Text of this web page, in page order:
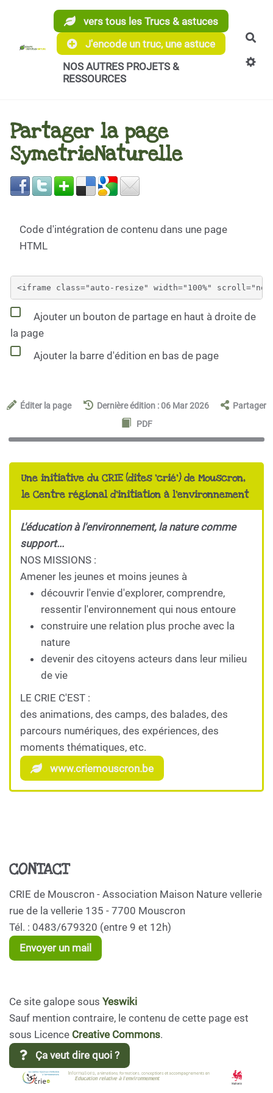
Aller au contenu principal
vers tous les Trucs & astuces
J'encode un truc, une astuce
NOS AUTRES PROJETS &
RESSOURCES
Partager la page
SymetrieNaturelle
Code d'intégration de contenu dans une page
HTML
Ajouter un bouton de partage en haut à droite de
la page
Ajouter la barre d'édition en bas de page
Éditer la page Dernière édition : 06 Mar 2026
Partager
PDF
Une initiative du CRIE (dites 'crié') de Mouscron,
le Centre régional d'initiation à l'environnement
L'éducation à l'environnement, la nature comme
support...
NOS MISSIONS :
Amener les jeunes et moins jeunes à
découvrir l'envie d'explorer, comprendre,
ressentir l'environnement qui nous entoure
construire une relation plus proche avec la
nature
devenir des citoyens acteurs dans leur milieu
de vie
LE CRIE C'EST :
des animations, des camps, des balades, des
parcours numériques, des expériences, des
moments thématiques, etc.
www.criemouscron.be
CONTACT
CRIE de Mouscron - Association Maison Nature vellerie
rue de la vellerie 135 - 7700 Mouscron
Tél. : 0483/679320 (entre 9 et 12h)
Envoyer un mail
Ce site galope sous Yeswiki
Sauf mention contraire, le contenu de cette page est
sous Licence Creative Commons.
Ça veut dire quoi ?